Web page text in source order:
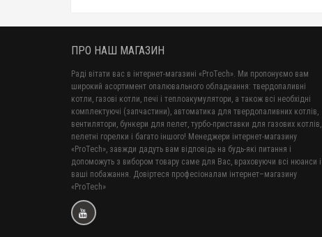
ПРО НАШ МАГАЗИН
Раді вітати вас в інтернет-магазині «ProTech». Ми пропонуємо вам
широкий асортимент опалювального обладнання: твердопаливні
котли, газові котли, печі і теплоакумулятори, а також всі необхідні
комплектуючі (запчастини), автоматика для твердопаливних котлів,
вентилятори, бункери для пелет, турбо-приставки для газових котлів,
пелетні горелки і багато іншого! Менеджери інтернет-магазину
«ProTech», завжди дадуть вам відповідь на будь-які питання і
допоможуть з вибором товару саме для Вас, враховуючи всі нюанси і
ваші побажання. Довіртеся професіоналам інтернет–магазину
«ProTech»